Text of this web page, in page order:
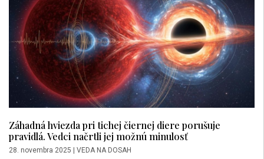
Záhadná hviezda pri tichej čiernej diere porušuje
pravidlá. Vedci načrtli jej možnú minulosť
28. novembra 2025 VEDA NA DOSAH